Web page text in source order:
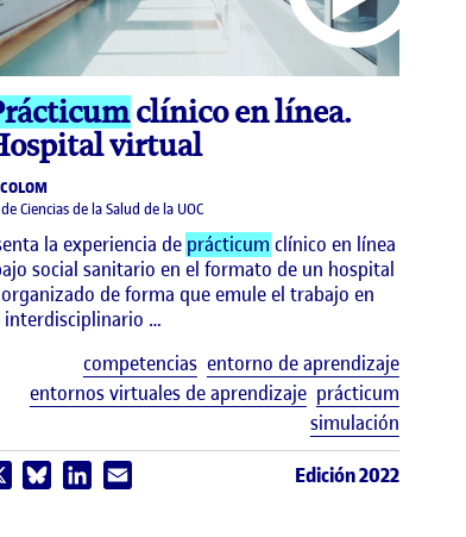
clínico en línea.
virtual
Ciencias de la Salud de la UOC
la experiencia de prácticum clínico en línea
social sanitario en el formato de un hospital
de forma que emule el trabajo en
interdisciplinario …
Etiquetas
competencias entorno de aprendizaje
entornos virtuales de aprendizaje prácticum
simulación
Bluesky LinkedIn Edición 2022